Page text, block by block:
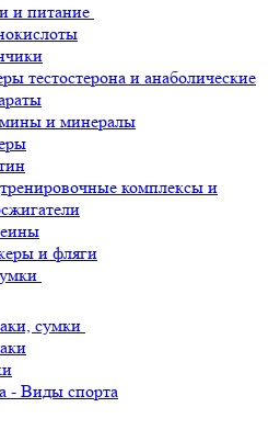
и питание
тестостерона и анаболические
и минералы
комплексы и
и фляги
сумки
- Виды спорта